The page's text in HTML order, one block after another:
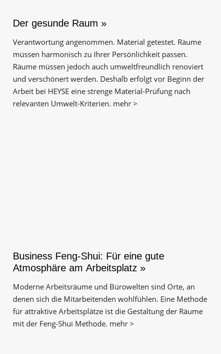
Der gesunde Raum »
Verantwortung angenommen. Material getestet. Räume
müssen harmonisch zu Ihrer Persönlichkeit passen.
Räume müssen jedoch auch umweltfreundlich renoviert
und verschönert werden. Deshalb erfolgt vor Beginn der
Arbeit bei HEYSE eine strenge Material-Prüfung nach
relevanten Umwelt-Kriterien. mehr >
Business Feng-Shui: Für eine gute
Atmosphäre am Arbeitsplatz »
Moderne Arbeitsräume und Bürowelten sind Orte, an
denen sich die Mitarbeitenden wohlfühlen. Eine Methode
für attraktive Arbeitsplätze ist die Gestaltung der Räume
mit der Feng-Shui Methode. mehr >